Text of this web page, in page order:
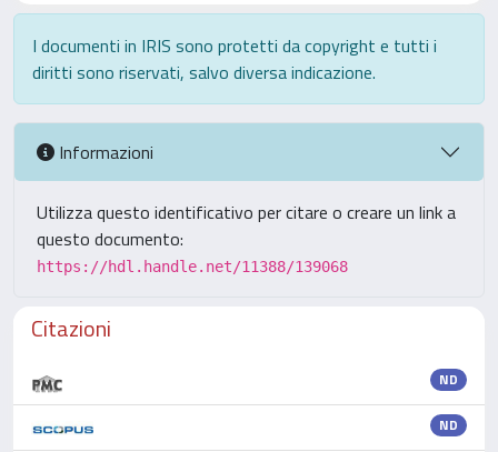
I documenti in IRIS sono protetti da copyright e tutti i
diritti sono riservati, salvo diversa indicazione.
Informazioni
Utilizza questo identificativo per citare o creare un link a
questo documento:
https://hdl.handle.net/11388/139068
Citazioni
ND
ND